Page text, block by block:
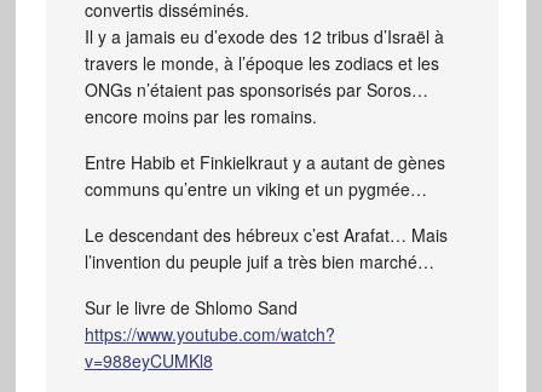
convertis disséminés.
Il y a jamais eu d’exode des 12 tribus d’Israël à
travers le monde, à l’époque les zodiacs et les
ONGs n’étaient pas sponsorisés par Soros…
encore moins par les romains.
Entre Habib et Finkielkraut y a autant de gènes
communs qu’entre un viking et un pygmée…
Le descendant des hébreux c’est Arafat… Mais
l’invention du peuple juif a très bien marché…
Sur le livre de Shlomo Sand
https://www.youtube.com/watch?
v=988eyCUMKl8